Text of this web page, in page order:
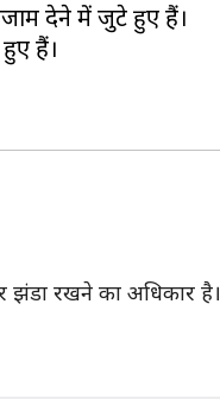
देने में जुटे हुए हैं।
हैं।
झंडा रखने का अधिकार है।